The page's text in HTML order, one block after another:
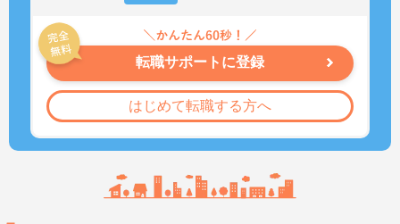
転職サポートに登録
はじめて転職する方へ